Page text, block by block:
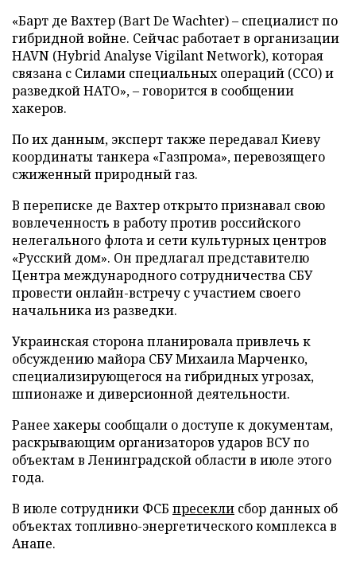
«Барт де Вахтер (Bart De Wachter) – специалист по
гибридной войне. Сейчас работает в организации
HAVN (Hybrid Analyse Vigilant Network), которая
связана с Силами специальных операций (ССО) и
разведкой НАТО», – говорится в сообщении
хакеров.
По их данным, эксперт также передавал Киеву
координаты танкера «Газпрома», перевозящего
сжиженный природный газ.
В переписке де Вахтер открыто признавал свою
вовлеченность в работу против российского
нелегального флота и сети культурных центров
«Русский дом». Он предлагал представителю
Центра международного сотрудничества СБУ
провести онлайн-встречу с участием своего
начальника из разведки.
Украинская сторона планировала привлечь к
обсуждению майора СБУ Михаила Марченко,
специализирующегося на гибридных угрозах,
шпионаже и диверсионной деятельности.
Ранее хакеры сообщали о доступе к документам,
раскрывающим организаторов ударов ВСУ по
объектам в Ленинградской области в июле этого
года.
В июле сотрудники ФСБ пресекли сбор данных об
объектах топливно-энергетического комплекса в
Анапе.